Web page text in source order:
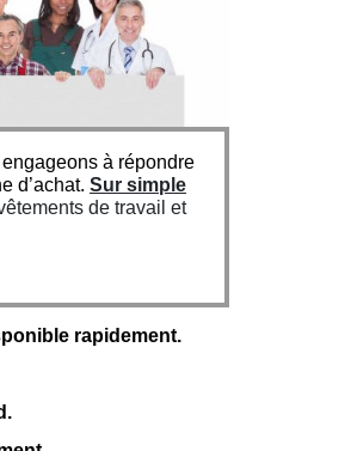
à répondre
d’achat. Sur simple
de travail et
rapidement.